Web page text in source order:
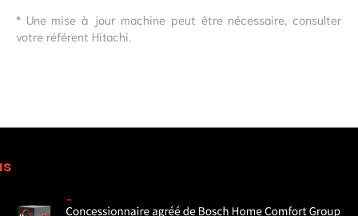
* Une mise à jour machine peut être nécessaire, consulter
votre référent Hitachi.